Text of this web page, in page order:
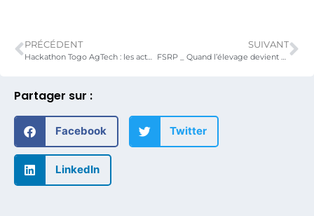
Partager sur :
Facebook Twitter
LinkedIn
PRÉCÉDENT SUIVANT